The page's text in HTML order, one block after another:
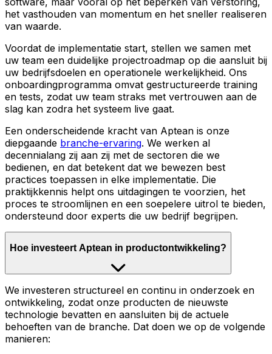
het vasthouden van momentum en het sneller realiseren
van waarde.
Voordat de implementatie start, stellen we samen met
uw team een duidelijke projectroadmap op die aansluit bij
uw bedrijfsdoelen en operationele werkelijkheid. Ons
onboardingprogramma omvat gestructureerde training
en tests, zodat uw team straks met vertrouwen aan de
slag kan zodra het systeem live gaat.
Een onderscheidende kracht van Aptean is onze
diepgaande branche-ervaring. We werken al
decennialang zij aan zij met de sectoren die we
bedienen, en dat betekent dat we bewezen best
practices toepassen in elke implementatie. Die
praktijkkennis helpt ons uitdagingen te voorzien, het
proces te stroomlijnen en een soepelere uitrol te bieden,
ondersteund door experts die uw bedrijf begrijpen.
Hoe investeert Aptean in productontwikkeling?
We investeren structureel en continu in onderzoek en
ontwikkeling, zodat onze producten de nieuwste
technologie bevatten en aansluiten bij de actuele
behoeften van de branche. Dat doen we op de volgende
manieren: